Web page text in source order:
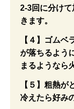
2-3回に分け
きます。
【４】ゴム
が落ちるよう
まるようなら
【５】粗熱が
冷えたら好み